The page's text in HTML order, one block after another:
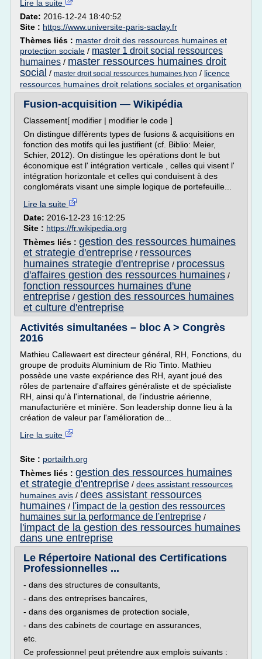
Lire la suite
Date: 2016-12-24 18:40:52
Site : https://www.universite-paris-saclay.fr
Thèmes liés : master droit des ressources humaines et
protection sociale / master 1 droit social ressources
humaines / master ressources humaines droit
social / master droit social ressources humaines lyon / licence
ressources humaines droit relations sociales et organisation
Fusion-acquisition — Wikipédia
Classement[ modifier | modifier le code ]
On distingue différents types de fusions & acquisitions en
fonction des motifs qui les justifient (cf. Biblio: Meier,
Schier, 2012). On distingue les opérations dont le but
économique est l' intégration verticale , celles qui visent l'
intégration horizontale et celles qui conduisent à des
conglomérats visant une simple logique de portefeuille...
Lire la suite
Date: 2016-12-23 16:12:25
Site : https://fr.wikipedia.org
Thèmes liés : gestion des ressources humaines
et strategie d'entreprise / ressources
humaines strategie d'entreprise / processus
d'affaires gestion des ressources humaines /
fonction ressources humaines d'une
entreprise / gestion des ressources humaines
et culture d'entreprise
Activités simultanées – bloc A > Congrès
2016
Mathieu Callewaert est directeur général, RH, Fonctions, du
groupe de produits Aluminium de Rio Tinto. Mathieu
possède une vaste expérience des RH, ayant joué des
rôles de partenaire d'affaires généraliste et de spécialiste
RH, ainsi qu'à l'international, de l'industrie aérienne,
manufacturière et minière. Son leadership donne lieu à la
création de valeur par l'amélioration de...
Lire la suite
Site : portailrh.org
Thèmes liés : gestion des ressources humaines
et strategie d'entreprise / dees assistant ressources
humaines avis / dees assistant ressources
humaines / l'impact de la gestion des ressources
humaines sur la performance de l'entreprise /
l'impact de la gestion des ressources humaines
dans une entreprise
Le Répertoire National des Certifications
Professionnelles ...
- dans des structures de consultants,
- dans des entreprises bancaires,
- dans des organismes de protection sociale,
- dans des cabinets de courtage en assurances,
etc.
Ce professionnel peut prétendre aux emplois suivants :